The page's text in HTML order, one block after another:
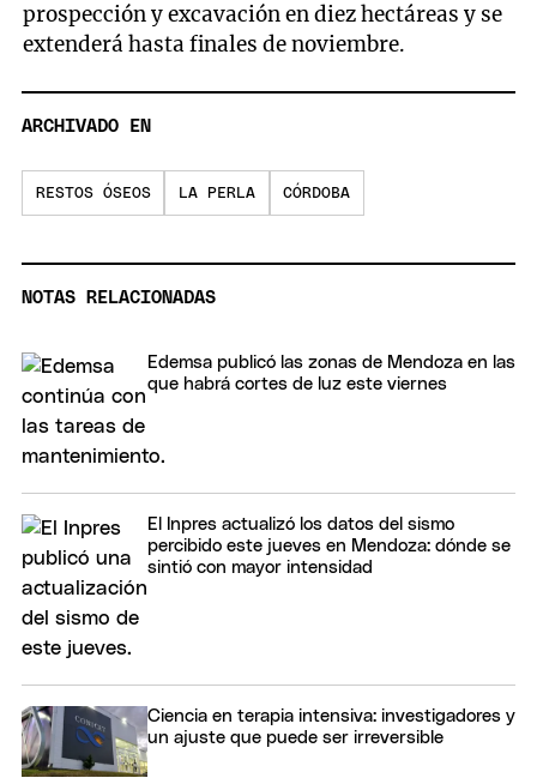
prospección y excavación en diez hectáreas y se
extenderá hasta finales de noviembre.
ARCHIVADO EN
RESTOS ÓSEOS LA PERLA CÓRDOBA
NOTAS RELACIONADAS
Edemsa publicó las zonas de Mendoza en las
que habrá cortes de luz este viernes
El Inpres actualizó los datos del sismo
percibido este jueves en Mendoza: dónde se
sintió con mayor intensidad
Ciencia en terapia intensiva: investigadores y
un ajuste que puede ser irreversible